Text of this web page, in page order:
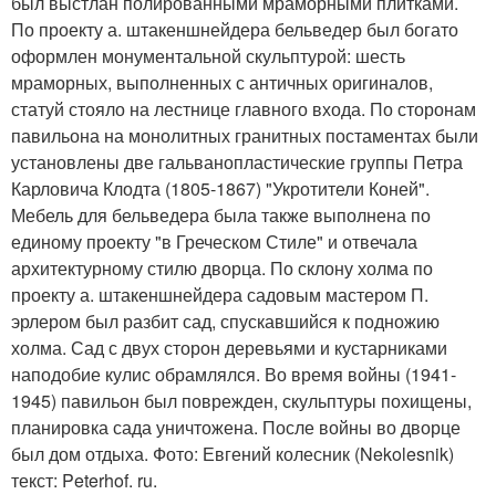
По проекту а. штакеншнейдера бельведер был богато
оформлен монументальной скульптурой: шесть
мраморных, выполненных с античных оригиналов,
статуй стояло на лестнице главного входа. По сторонам
павильона на монолитных гранитных постаментах были
установлены две гальванопластические группы Петра
Карловича Клодта (1805-1867) "Укротители Коней".
Мебель для бельведера была также выполнена по
единому проекту "в Греческом Стиле" и отвечала
архитектурному стилю дворца. По склону холма по
проекту а. штакеншнейдера садовым мастером П.
эрлером был разбит сад, спускавшийся к подножию
холма. Сад с двух сторон деревьями и кустарниками
наподобие кулис обрамлялся. Во время войны (1941-
1945) павильон был поврежден, скульптуры похищены,
планировка сада уничтожена. После войны во дворце
был дом отдыха. Фото: Евгений колесник (Nekolesnik)
текст: Peterhof. ru.